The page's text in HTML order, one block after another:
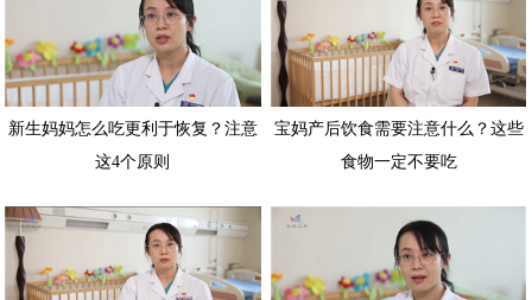
新生妈妈怎么吃更利于恢复？注意
这4个原则
宝妈产后饮食需要注意什么？这些
食物一定不要吃